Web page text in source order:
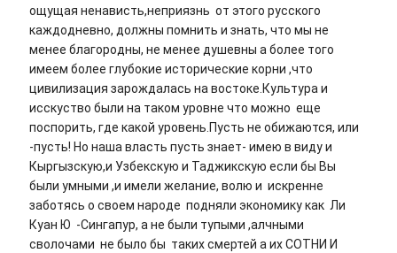
ощущая ненависть,неприязнь от этого русского
каждодневно, должны помнить и знать, что мы не
менее благородны, не менее душевны а более того
имеем более глубокие исторические корни ,что
цивилизация зарождалась на востоке.Культура и
исскуство были на таком уровне что можно еще
поспорить, где какой уровень.Пусть не обижаются, или
-пусть! Но наша власть пусть знает- имею в виду и
Кыргызскую,и Узбекскую и Таджикскую если бы Вы
были умными ,и имели желание, волю и искренне
заботясь о своем народе подняли экономику как Ли
Куан Ю -Сингапур, а не были тупыми ,алчными
сволочами не было бы таких смертей а их СОТНИ И